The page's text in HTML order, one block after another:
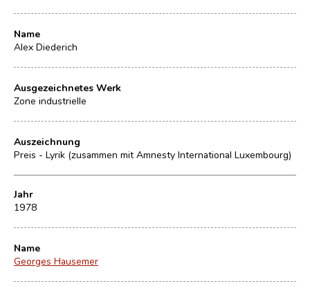
Name
Alex Diederich
Ausgezeichnetes Werk
Zone industrielle
Auszeichnung
Preis - Lyrik (zusammen mit Amnesty International Luxembourg)
Jahr
1978
Name
Georges Hausemer